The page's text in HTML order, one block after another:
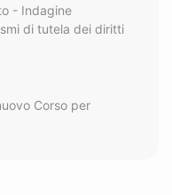
- Indagine
di tutela dei diritti
Corso per